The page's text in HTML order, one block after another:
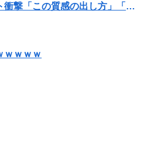
【画像】漫画家・桂正和、最新のパンツ＆お尻のイラスト投稿にネット衝撃「この質感の出し方」「実写かと思いました」
ｗｗｗｗ